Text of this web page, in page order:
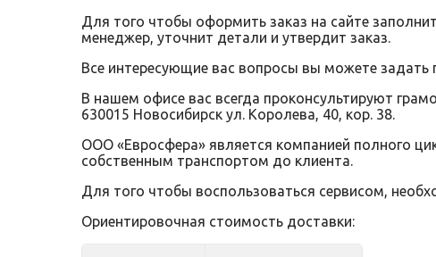
Для того чтобы оформить заказ на сайте
менеджер, уточнит детали и утвердит заказ.
Все интересующие вас вопросы вы можете задать
В нашем офисе вас всегда проконсультируют
630015 Новосибирск ул. Королева, 40, кор. 38.
ООО «Евросфера» является компанией полного
собственным транспортом до клиента.
Для того чтобы воспользоваться сервисом,
Ориентировочная стоимость доставки: